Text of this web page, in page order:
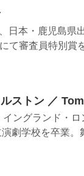
日本・鹿児島県
て審査員特別賞
ストン ／
ングランド・
劇学校を卒業。